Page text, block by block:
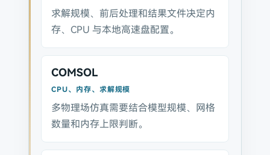
求解规模、前后处理和结果文件决定内
存、CPU 与本地高速盘配置。
COMSOL
CPU、内存、求解规模
多物理场仿真需要结合模型规模、网格
数量和内存上限判断。